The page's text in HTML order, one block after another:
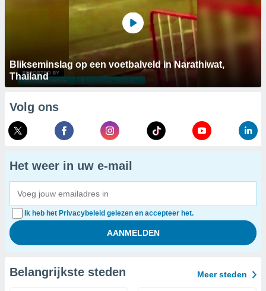
Blikseminslag op een voetbalveld in Narathiwat,
Thailand
Volg ons
Het weer in uw e-mail
Ik heb het Privacybeleid gelezen en accepteer het.
Belangrijkste steden Meer steden